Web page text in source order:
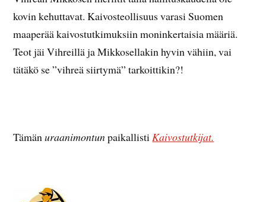
kovin kehuttavat. Kaivosteollisuus varasi Suomen
maaperää kaivostutkimuksiin moninkertaisia määriä.
Teot jäi Vihreillä ja Mikkosellakin hyvin vähiin, vai
tätäkö se ”vihreä siirtymä” tarkoittikin?!
Tämänuraanimontunpaikallisti Kaivostutkijat.